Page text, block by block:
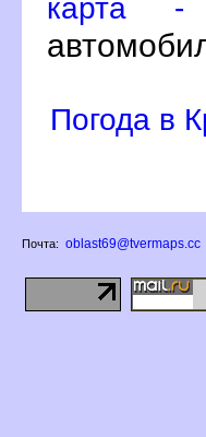
карта -
Погода в
Почта: oblast69@tvermaps.cc